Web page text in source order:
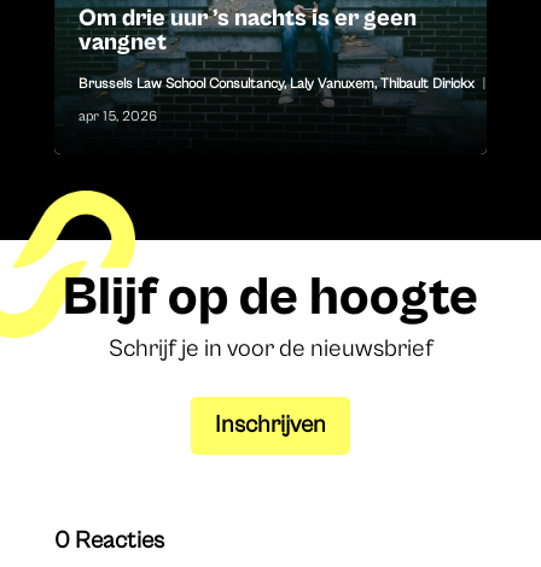
Om drie uur ’s nachts is er geen
vangnet
Brussels Law School Consultancy,Laly Vanuxem,Thibault Dirickx
apr 15, 2026
Blijf op de hoogte
Schrijf je in voor de nieuwsbrief
Inschrijven
0 Reacties